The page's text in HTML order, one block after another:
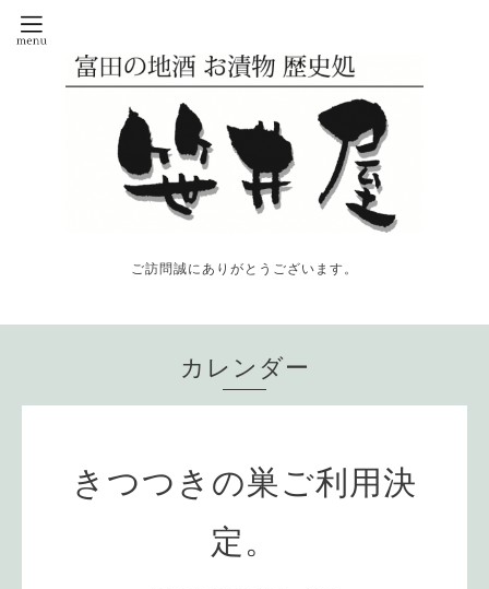
ご訪問誠にありがとうございます。
カレンダー
きつつきの巣ご利用決
定。